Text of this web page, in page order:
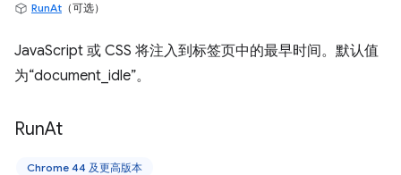
RunAt （可选）
JavaScript 或 CSS 将注入到标签页中的最早时间。默认值
为“document_idle”。
RunAt
Chrome 44 及更高版本